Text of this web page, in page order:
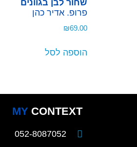
שחור לבן בגוונים
פרופ. אדיר כהן
₪69.00
הוספה לסל
CONTEXT
MY
052-8087052